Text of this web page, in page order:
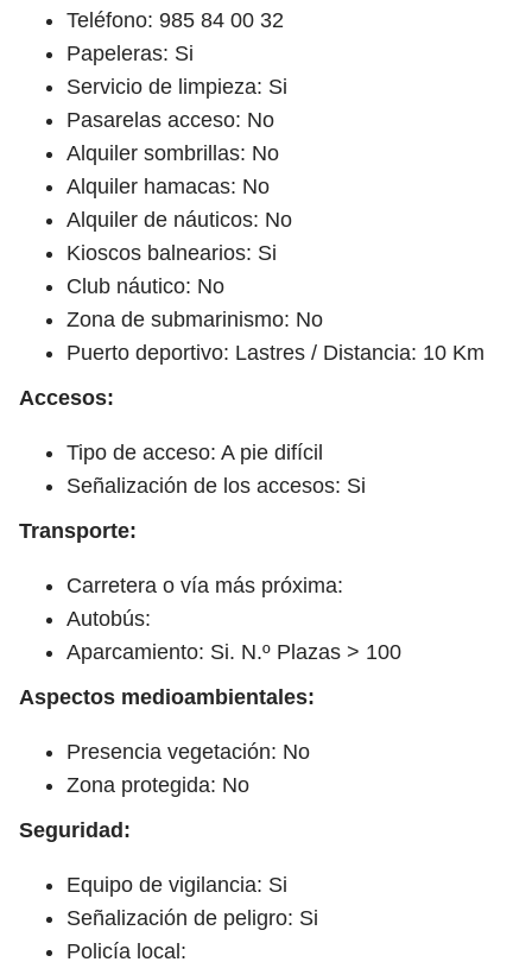
Teléfono: 985 84 00 32
Papeleras: Si
Servicio de limpieza: Si
Pasarelas acceso: No
Alquiler sombrillas: No
Alquiler hamacas: No
Alquiler de náuticos: No
Kioscos balnearios: Si
Club náutico: No
Zona de submarinismo: No
Puerto deportivo: Lastres / Distancia: 10 Km
Accesos:
Tipo de acceso: A pie difícil
Señalización de los accesos: Si
Transporte:
Carretera o vía más próxima:
Autobús:
Aparcamiento: Si. N.º Plazas > 100
Aspectos medioambientales:
Presencia vegetación: No
Zona protegida: No
Seguridad:
Equipo de vigilancia: Si
Señalización de peligro: Si
Policía local: